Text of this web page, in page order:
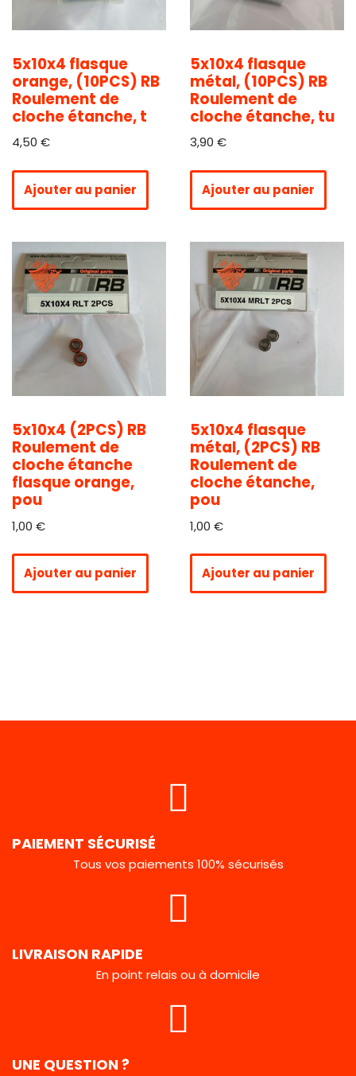
5x10x4 flasque
orange, (10PCS) RB
Roulement de
cloche étanche, t
4,50 €
Ajouter au panier
5x10x4 flasque
métal, (10PCS) RB
Roulement de
cloche étanche, tu
3,90 €
Ajouter au panier
5x10x4 (2PCS) RB
Roulement de
cloche étanche
flasque orange,
pou
1,00 €
Ajouter au panier
5x10x4 flasque
métal, (2PCS) RB
Roulement de
cloche étanche,
pou
1,00 €
Ajouter au panier
PAIEMENT SÉCURISÉ
Tous vos paiements 100% sécurisés
LIVRAISON RAPIDE
En point relais ou à domicile
UNE QUESTION ?